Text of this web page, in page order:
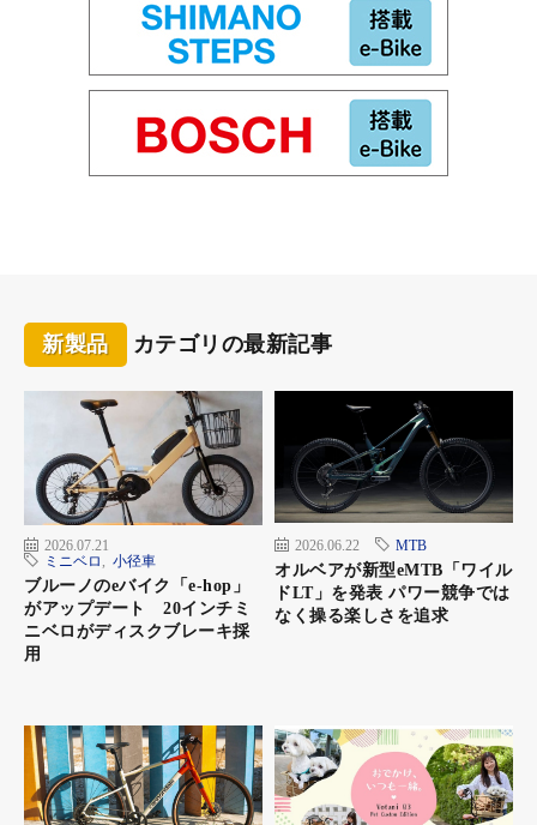
新製品 カテゴリの最新記事
2026.07.21
ミニベロ
小径車
ブルーノのeバイク「e-hop」
がアップデート 20インチミ
ニベロがディスクブレーキ採
用
2026.06.22 MTB
オルベアが新型eMTB「ワイル
ドLT」を発表 パワー競争では
なく操る楽しさを追求